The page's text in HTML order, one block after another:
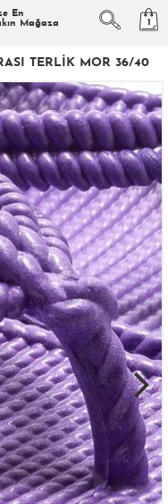
En
Mağaza
1
TERLIK MOR 36/40